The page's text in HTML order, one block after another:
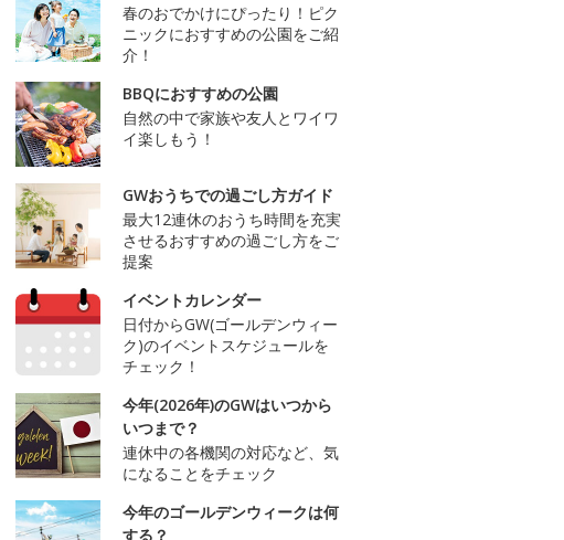
春のおでかけにぴったり！ピク
ニックにおすすめの公園をご紹
介！
BBQにおすすめの公園
自然の中で家族や友人とワイワ
イ楽しもう！
GWおうちでの過ごし方ガイド
最大12連休のおうち時間を充実
させるおすすめの過ごし方をご
提案
イベントカレンダー
日付からGW(ゴールデンウィー
ク)のイベントスケジュールを
チェック！
今年(2026年)のGWはいつから
いつまで？
連休中の各機関の対応など、気
になることをチェック
今年のゴールデンウィークは何
する？